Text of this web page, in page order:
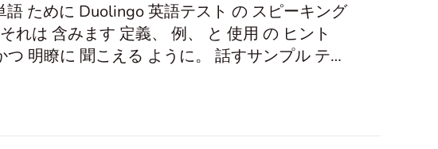
ために Duolingo 英語テスト の スピーキング
れは 含みます 定義、 例、 と 使用 の ヒント
こえる ように。 話すサンプル テク